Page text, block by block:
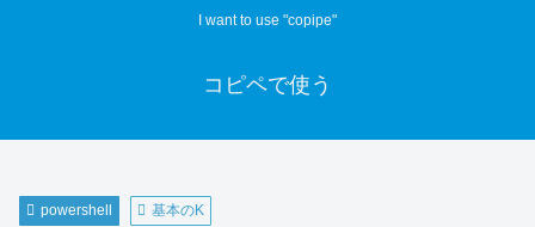
I want to use "copipe"
コピペで使う
powershell 基本のK